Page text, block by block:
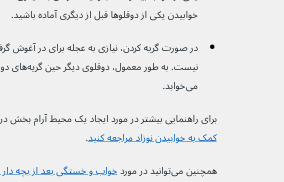
خوابیدن یکی از دوقلوها قبل از دیگری آماده باشید.
در صورت گریه کردن، نیازی به عجله برای در آغوش
می‌خوابد.
برای راهنمایی بیشتر در مورد ایجاد یک محیط آرام بخش
کمک به خوابیدن نوزاد مراجعه کنید.
همچنین می‌توانید در مورد
خواب و خستگی بعد از بچه